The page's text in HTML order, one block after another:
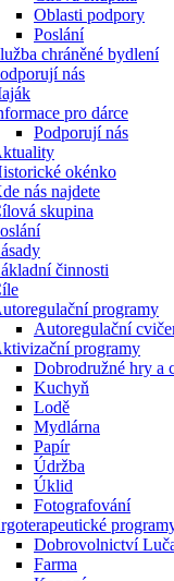
Oblasti podpory
Poslání
chráněné bydlení
nás
pro dárce
Podporují nás
okénko
nás najdete
skupina
činnosti
programy
Autoregulační
programy
Dobrodružné hry a
Kuchyň
Lodě
Mydlárna
Papír
Údržba
Úklid
Fotografování
Dobrovolnictví
Farma